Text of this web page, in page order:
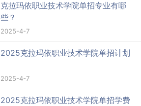
克拉玛依职业技术学院单招专业有哪
些？
2025-4-7
2025克拉玛依职业技术学院单招计划
2025-4-7
2025克拉玛依职业技术学院单招学费